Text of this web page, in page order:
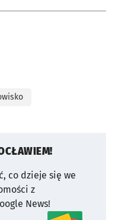
co dzieje się we
z
News!